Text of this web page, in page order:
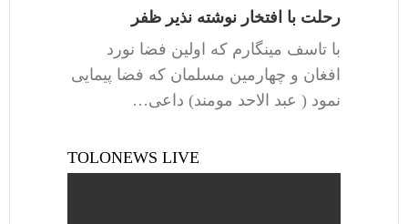
رحلت با افتخار نوشته نذیر ظفر
با تاسف مینگارم که اولین فضا نورد
افغان و چهارمین مسلمان که فضا پیمایی
نمود ( عبد الاحد مومند) داعی…
TOLONEWS LIVE